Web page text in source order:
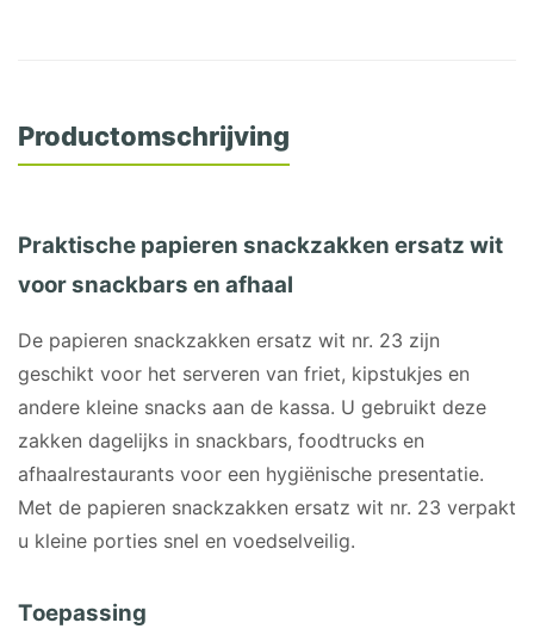
Productomschrijving
Praktische papieren snackzakken ersatz wit
voor snackbars en afhaal
De papieren snackzakken ersatz wit nr. 23 zijn
geschikt voor het serveren van friet, kipstukjes en
andere kleine snacks aan de kassa. U gebruikt deze
zakken dagelijks in snackbars, foodtrucks en
afhaalrestaurants voor een hygiënische presentatie.
Met de papieren snackzakken ersatz wit nr. 23 verpakt
u kleine porties snel en voedselveilig.
Toepassing